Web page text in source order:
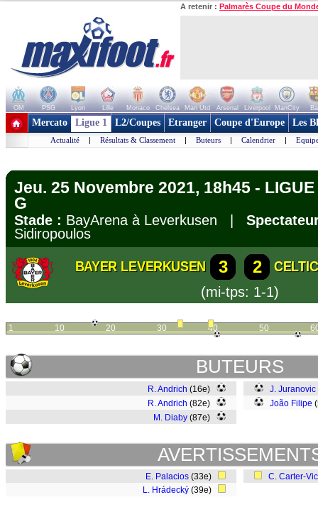
A retenir : Palmarès Coupe du
OM PSG Lyon Lille Monaco Chelsea Man Utd Arsenal Liverpool ManCity
+ de clubs
Mercato Ligue 1 L2/Coupes Etranger Coupe d'Europe Les
Actualité | Résultats & Classement | Buteurs | Calendrier |
Jeu. 25 Novembre 2021, 18h45 -
G
Stade : BayArena à Leverkusen |
Sidiropoulos
BAYER LEVERKUSEN 3 2
(mi-tps: 1-1)
1 10 20 30 40 50
BUTEURS
R. Andrich (16e)
R. Andrich (82e)
M. Diaby (87e)
J. Juranovic
João Filipe
E. Palacios (33e)
L. Hrádecký (39e)
C. Carter-